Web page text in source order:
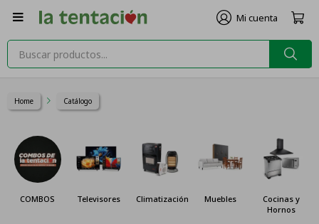

Home Catálogo
Televisores Climatización Muebles
Cocinas y
Lavado